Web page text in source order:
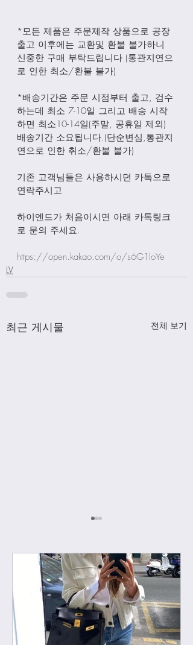
*모든 제품은 주문제작 상품으로 공장
출고 이후에는 교환및 환불 불가하니
신중한 구매 부탁드립니다 (통관지연으
로 인한 최소/환불 불가)
*배송기간은 주문 시점부터 출고, 검수
하는데 최소 7-10일 그리고 배송 시작
하면 최소10-14일(주말, 공휴일 제외)
배송기간 소요됩니다.(단순변심,통관지
연으로 인한 취소/환불 불가)
기존 고객님들은 사용하시던 카톡으로
연락주시고
하이엔드가 처음이시면 아래 카톡링크
로 문의 주세요.
https://open.kakao.com/o/s6G1loYe
LV
최근 게시물 전체 보기
[우버급 루이비통] 캐리
올 BB